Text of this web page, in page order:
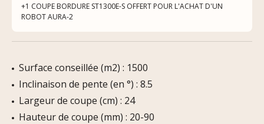
+1 COUPE BORDURE ST1300E-S OFFERT POUR L'ACHAT D'UN
ROBOT AURA-2
Surface conseillée (m2) : 1500
Inclinaison de pente (en °) : 8.5
Largeur de coupe (cm) : 24
Hauteur de coupe (mm) : 20-90